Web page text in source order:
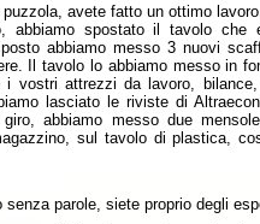
puzzola, avete fatto un ottimo
abbiamo spostato il tavolo che
abbiamo messo 3 nuovi
Il tavolo lo abbiamo messo in
i vostri attrezzi da lavoro,
lasciato le riviste di
abbiamo messo due
sul tavolo di plastica,
senza parole, siete proprio degli